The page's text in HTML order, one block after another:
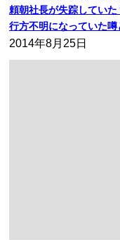
頼朝社長が失踪してい
行方不明になっていた噂
2014年8月25日